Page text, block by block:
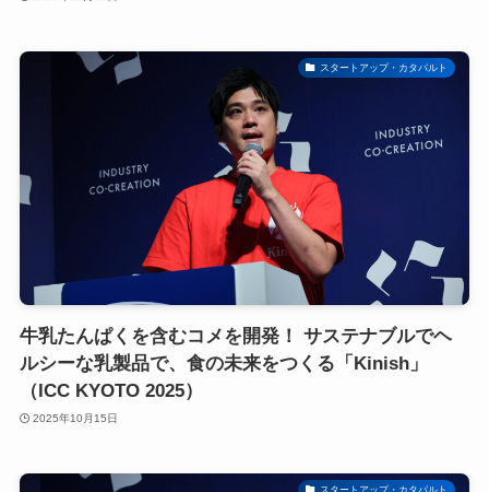
スタートアップ・カタパルト
牛乳たんぱくを含むコメを開発！ サステナブルでヘ
ルシーな乳製品で、食の未来をつくる「Kinish」
（ICC KYOTO 2025）
2025年10月15日
スタートアップ・カタパルト